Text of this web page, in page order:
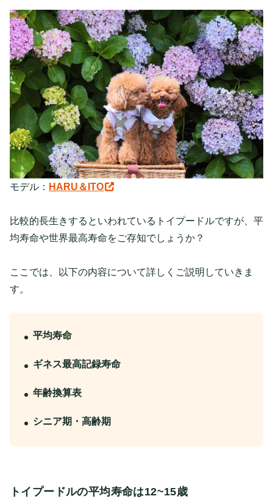
モデル： HARU＆ITO
比較的長生きするといわれているトイプードルですが、平
均寿命や世界最高寿命をご存知でしょうか？
ここでは、以下の内容について詳しくご説明していきま
す。
平均寿命
ギネス最高記録寿命
年齢換算表
シニア期・高齢期
トイプードルの平均寿命は12~15歳